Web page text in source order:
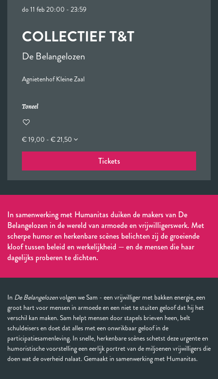
COLLECTIEF T&T
De Belangelozen
do 11 feb 20:00 - 23:59
Agnietenhof Kleine Zaal
Toneel
€ 19,00 - € 21,50
Tickets
In samenwerking met Humanitas duiken de makers van De
Belangelozen in de wereld van armoede en vrijwilligerswerk. Met
scherpe humor en herkenbare scènes belichten zij de groeiende
kloof tussen beleid en werkelijkheid — en de mensen die haar
dagelijks proberen te dichten.
In De Belangelozenvolgen we Sam - een vrijwilliger met bakken energie, een
groot hart voor mensen in armoede en een niet te stuiten geloof dat hij het
verschil kan maken. Sam helpt mensen door stapels brieven heen, belt
schuldeisers en doet dat alles met een onwrikbaar geloof in de
participatiesamenleving. In snelle, herkenbare scènes schetst deze urgente en
humoristische voorstelling een eerlijk portret van de miljoenen vrijwilligers die
doen wat de overheid nalaat. Gemaakt in samenwerking met Humanitas.